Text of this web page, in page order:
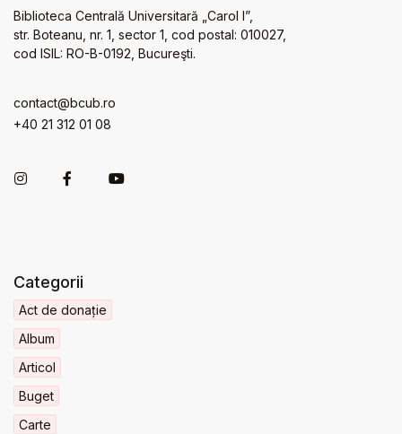
Biblioteca Centrală Universitară „Carol I”,
str. Boteanu, nr. 1, sector 1, cod postal: 010027,
cod ISIL: RO-B-0192, Bucureşti.
contact@bcub.ro
+40 21 312 01 08
Categorii
Act de donație
Album
Articol
Buget
Carte